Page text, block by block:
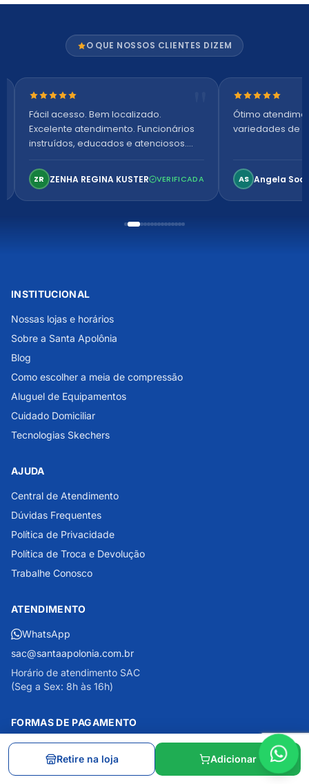
O QUE NOSSOS CLIENTES DIZEM
Nota 5 de 5 estrelas
Fácil acesso. Bem localizado.
Excelente atendimento. Funcionários
instruídos, educados e atenciosos.
confortável. Perfeito!
ZR ZENHA REGINA KUSTER VERIFICADA
Nota 5 de 5
Ótimo
variedades de
AS Angela
INSTITUCIONAL
Nossas lojas e horários
Sobre a Santa Apolônia
Blog
Como escolher a meia de compressão
Aluguel de Equipamentos
Cuidado Domiciliar
Tecnologias Skechers
AJUDA
Central de Atendimento
Dúvidas Frequentes
Política de Privacidade
Política de Troca e Devolução
Trabalhe Conosco
ATENDIMENTO
WhatsApp
sac@santaapolonia.com.br
Horário de atendimento SAC
(Seg a Sex: 8h às 16h)
FORMAS DE PAGAMENTO
CARTÃO DE CRÉDITO BOLETO
Retire na loja Adicionar